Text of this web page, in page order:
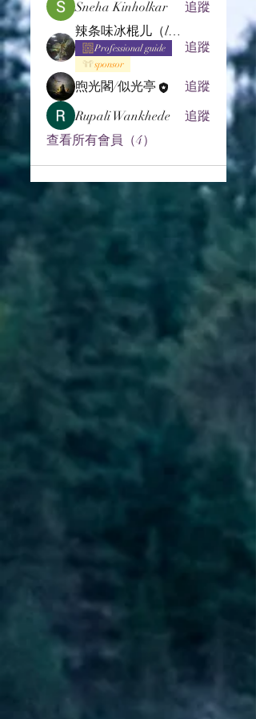
Sneha Kinholkar
追蹤
辣条味冰棍儿（lof别玩了要氪金的）
Professional guide
sponsor
追蹤
煦光閣/似光亭
追蹤
Rupali Wankhede
追蹤
查看所有會員（4）